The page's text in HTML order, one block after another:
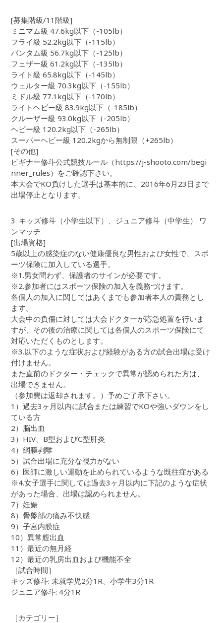
[募集階級/11階級]
ミニマム級 47.6kg以下（-105lb）
フライ級 52.2kg以下（-115lb）
バンタム級 56.7kg以下（-125lb）
フェザー級 61.2kg以下（-135lb）
ライト級 65.8kg以下（-145lb）
ウェルター級 70.3kg以下（-155lb）
ミドル級 77.1kg以下（-170lb）
ライトヘビー級 83.9kg以下（-185lb）
クルーザー級 93.0kg以下（-205lb）
ヘビー級 120.2kg以下（-265lb）
スーパーヘビー級 120.2kgから無制限（+265lb）
[その他]
ビギナー修斗公式競技ルール（https://j-shooto.com/begi
nner_rules）をご確認下さい。
本大会でKO負けした選手は基本的に、2016年6月23日まで
出場停止となります。
3. キッズ修斗（小学生以下）、ジュニア修斗（中学生） ワ
ンマッチ
[出場資格]
5歳以上の感染症のない健康優良な男性および女性で、スポ
ーツ保険に加入している選手。
※1.男女問わず、保護者のサインが必要です。
※2.参加者にはスポーツ保険の加入を義務づけます。
各個人の加入に関してはあくまでも参加者本人の責務とし
ます。
大会中の負傷に対しては大会ドクターが応急処置を行いま
すが、その後の治療に関しては各個人のスポーツ保険にて
対応いただくものとします。
※3.以下のような症状および経験がある方の試合出場は受け
付けません。
また直前のドクター・チェックで異常が認められた方は、
出場できません。
（参加費は返却されます。）予めご了承下さい。
1）過去3ヶ月以内に試合または練習でKOや強いダウンをし
ている方
2）脳出血
3）HIV、B型およびC型肝炎
4）網膜剥離
5）試合出場に充分な視力がない
6）医師に激しい運動を止められているような既往症がある
※4.女子選手に関しては過去3ヶ月以内に下記のような症状
があった場合、出場は認められません。
7）妊娠
8）骨盤部の痛み不快感
9）子宮内膜症
10）異常膣出血
11）最近の無月経
12）最近の乳房出血および機能不全
［試合時間］
キッズ修斗: 未就学児2分1R、小学生3分1R
ジュニア修斗: 4分1R
［カテゴリー］